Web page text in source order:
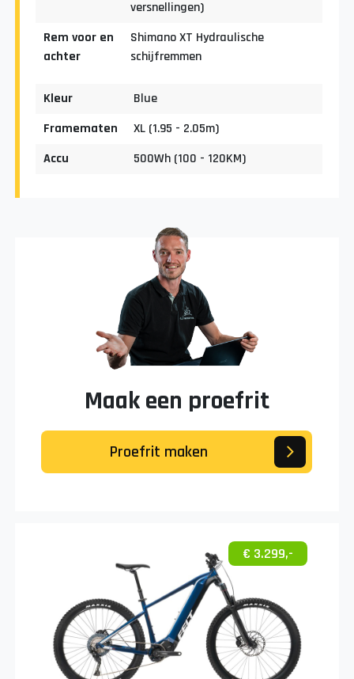
versnellingen)
Rem voor en
achter
Shimano XT Hydraulische
schijfremmen
Kleur
Blue
Framematen
XL (1.95 - 2.05m)
Accu
500Wh (100 - 120KM)
Maak een proefrit
Proefrit maken
€ 3.299,-